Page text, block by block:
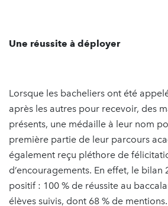
Une réussite à déployer
Lorsque les bacheliers ont été
après les autres pour recevoir, des
présents, une médaille à leur nom
première partie de leur parcours
également reçu pléthore de
d’encouragements. En effet, le bilan
positif : 100 % de réussite au
élèves suivis, dont 68 % de